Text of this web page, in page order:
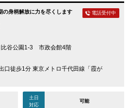
の身柄解放に力を尽くします
比谷公園1-3 市政会館4階
徒歩1分 東京メトロ千代田線「霞が
電話受付中
土日
対応
可能